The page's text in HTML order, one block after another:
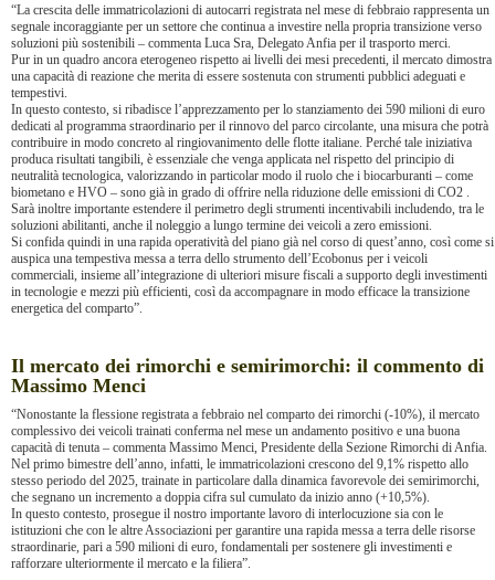
“La crescita delle immatricolazioni di autocarri registrata nel mese di febbraio rappresenta un
segnale incoraggiante per un settore che continua a investire nella propria transizione verso
soluzioni più sostenibili – commenta Luca Sra, Delegato Anfia per il trasporto merci.
Pur in un quadro ancora eterogeneo rispetto ai livelli dei mesi precedenti, il mercato dimostra
una capacità di reazione che merita di essere sostenuta con strumenti pubblici adeguati e
tempestivi.
In questo contesto, si ribadisce l’apprezzamento per lo stanziamento dei 590 milioni di euro
dedicati al programma straordinario per il rinnovo del parco circolante, una misura che potrà
contribuire in modo concreto al ringiovanimento delle flotte italiane. Perché tale iniziativa
produca risultati tangibili, è essenziale che venga applicata nel rispetto del principio di
neutralità tecnologica, valorizzando in particolar modo il ruolo che i biocarburanti – come
biometano e HVO – sono già in grado di offrire nella riduzione delle emissioni di CO2 .
Sarà inoltre importante estendere il perimetro degli strumenti incentivabili includendo, tra le
soluzioni abilitanti, anche il noleggio a lungo termine dei veicoli a zero emissioni.
Si confida quindi in una rapida operatività del piano già nel corso di quest’anno, così come si
auspica una tempestiva messa a terra dello strumento dell’Ecobonus per i veicoli
commerciali, insieme all’integrazione di ulteriori misure fiscali a supporto degli investimenti
in tecnologie e mezzi più efficienti, così da accompagnare in modo efficace la transizione
energetica del comparto”.
Il mercato dei rimorchi e semirimorchi: il commento di
Massimo Menci
“Nonostante la flessione registrata a febbraio nel comparto dei rimorchi (-10%), il mercato
complessivo dei veicoli trainati conferma nel mese un andamento positivo e una buona
capacità di tenuta – commenta Massimo Menci, Presidente della Sezione Rimorchi di Anfia.
Nel primo bimestre dell’anno, infatti, le immatricolazioni crescono del 9,1% rispetto allo
stesso periodo del 2025, trainate in particolare dalla dinamica favorevole dei semirimorchi,
che segnano un incremento a doppia cifra sul cumulato da inizio anno (+10,5%).
In questo contesto, prosegue il nostro importante lavoro di interlocuzione sia con le
istituzioni che con le altre Associazioni per garantire una rapida messa a terra delle risorse
straordinarie, pari a 590 milioni di euro, fondamentali per sostenere gli investimenti e
rafforzare ulteriormente il mercato e la filiera”.